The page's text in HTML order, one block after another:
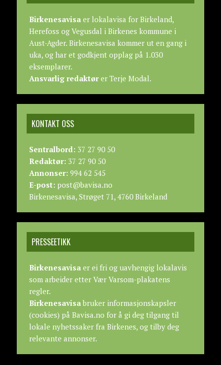
Birkenesavisaer lokalavisa for Birkeland,
Herefoss og Vegusdal i Birkenes kommune i
Aust-Agder. Birkenesavisa kommer ut en gang i
uka, og har et godkjent opplag på 1.030
eksemplarer.
Ansvarlig redaktører Terje Modal.
KONTAKT OSS
Sentralbord:37 27 90 50
Redaktør:37 27 90 50
Annonser:994 62 545
E-post:post@bavisa.no
Birkenesavisa, Strøget 71, 4760 Birkeland
PRESSEETIKK
Birkenesavisaer ei fri og uavhengig lokalavis
som arbeider etter Vær Varsom-plakatens
regler.
Birkenesavisabruker informasjonskapsler
(cookies) på Bavisa.no for å gi deg tilgang til
lokale nyhetssaker fra Birkenes, og tilby deg
relevante annonser.